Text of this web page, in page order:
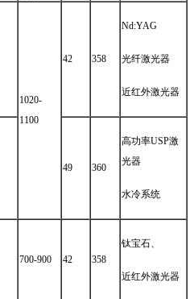
1020-
1100
42 358
Nd:YAG
光纤激光器
近红外激光器
49 360
高功率USP激
光器
水冷系统
700-900 42 358
钛宝石、
近红外激光器